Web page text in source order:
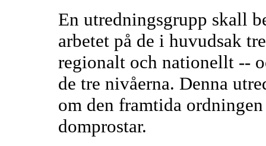
En utredningsgrupp skall
arbetet på de i huvudsak
regionalt och nationellt --
de tre nivåerna. Denna
om den framtida
domprostar.